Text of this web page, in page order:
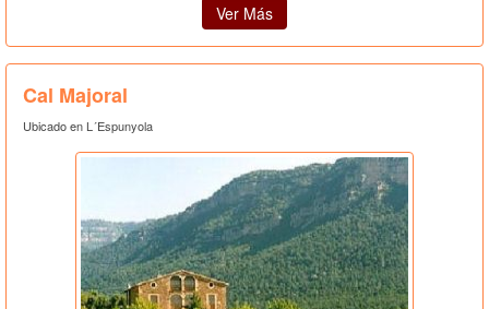
Ver Más
Cal Majoral
Ubicado en L´Espunyola